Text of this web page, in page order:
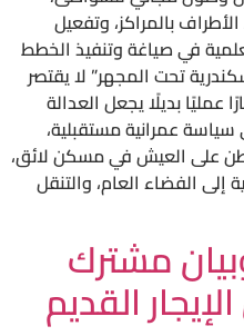
بالمراكز، وتفعيل
في صياغة وتنفيذ الخطط
تحت المجهر” لا يقتصر
بديلًا يجعل العدالة
سياسة عمرانية مستقبلية،
على العيش في مسكن لائق،
إلى الفضاء العام، والتنقل
مشترك
القديم